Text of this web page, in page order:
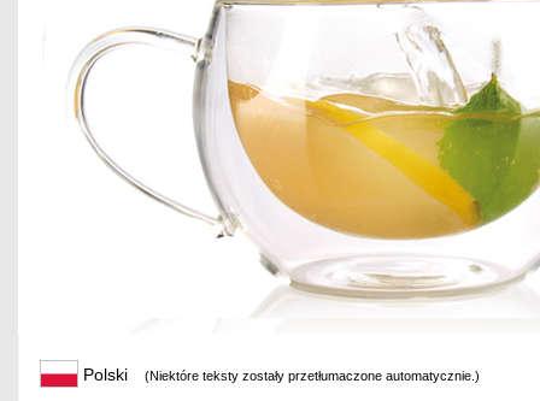
Polski (Niektóre teksty zostały przetłumaczone automatycznie.)